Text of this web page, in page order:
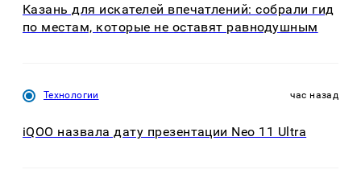
Казань для искателей впечатлений: собрали гид
по местам, которые не оставят равнодушным
Технологии час назад
iQOO назвала дату презентации Neo 11 Ultra